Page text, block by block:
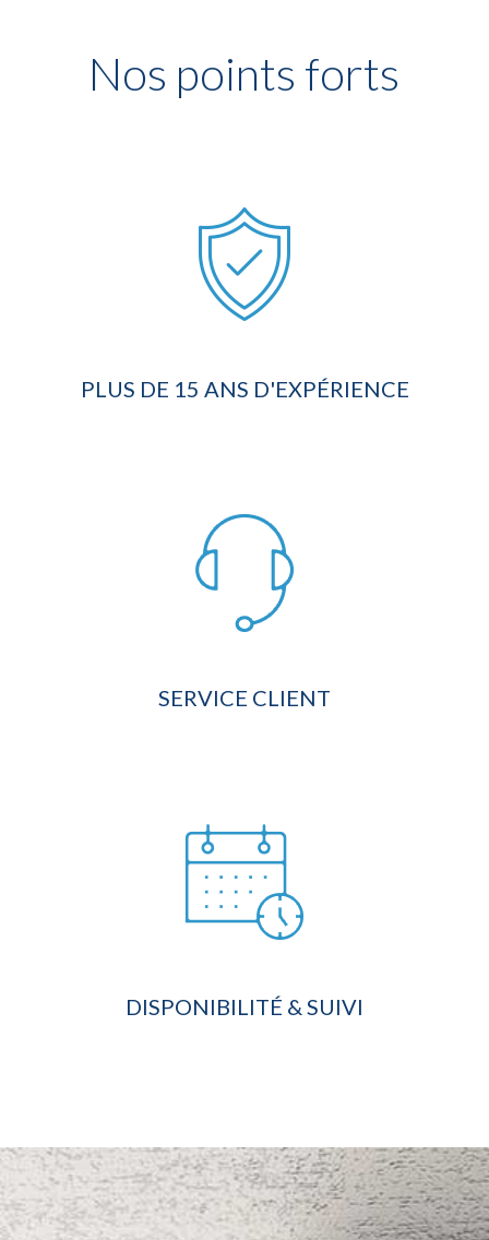
Nos points forts
PLUS DE 15 ANS D'EXPÉRIENCE
SERVICE CLIENT
DISPONIBILITÉ & SUIVI